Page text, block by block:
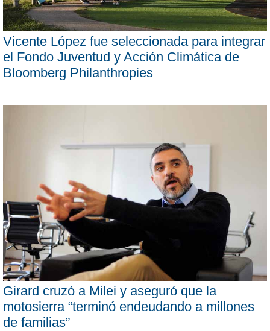
Vicente López fue seleccionada para integrar
el Fondo Juventud y Acción Climática de
Bloomberg Philanthropies
Girard cruzó a Milei y aseguró que la
motosierra “terminó endeudando a millones
de familias”